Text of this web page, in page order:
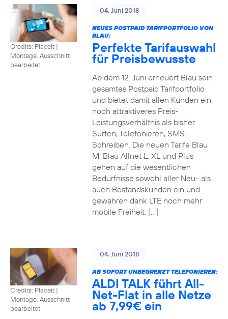
Credits: Placeit |
Montage, Ausschnitt
bearbeitet
04. Juni 2018
NEUES POSTPAID TARIFPORTFOLIO VON
BLAU:
Perfekte Tarifauswahl
für Preisbewusste
Ab dem 12. Juni erneuert Blau sein
gesamtes Postpaid Tarifportfolio
und bietet damit allen Kunden ein
noch attraktiveres Preis-
Leistungsverhältnis als bisher.
Surfen, Telefonieren, SMS-
Schreiben. Die neuen Tarife Blau
M, Blau Allnet L, XL und Plus
gehen auf die wesentlichen
Bedürfnisse sowohl aller Neu- als
auch Bestandskunden ein und
gewähren dank LTE noch mehr
mobile Freiheit. […]
Credits: Placeit |
Montage, Ausschnitt
bearbeitet
04. Juni 2018
AB SOFORT UNBEGRENZT TELEFONIEREN:
ALDI TALK führt All-
Net-Flat in alle Netze
ab 7,99€ ein